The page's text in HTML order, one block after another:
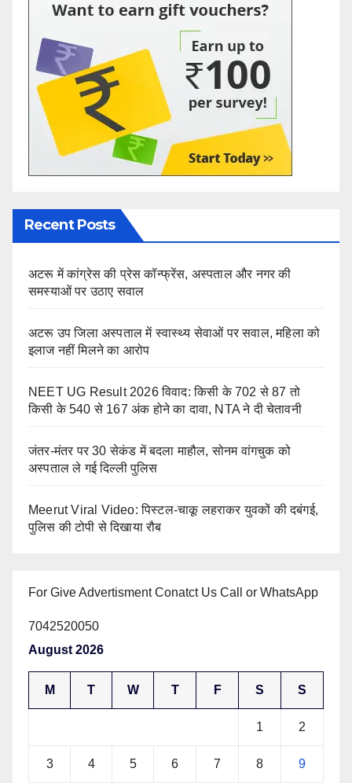
Recent Posts
अटरू में कांग्रेस की प्रेस कॉन्फ्रेंस, अस्पताल और नगर की
समस्याओं पर उठाए सवाल
अटरू उप जिला अस्पताल में स्वास्थ्य सेवाओं पर सवाल, महिला को
इलाज नहीं मिलने का आरोप
NEET UG Result 2026 विवाद: किसी के 702 से 87 तो
किसी के 540 से 167 अंक होने का दावा, NTA ने दी चेतावनी
जंतर-मंतर पर 30 सेकंड में बदला माहौल, सोनम वांगचुक को
अस्पताल ले गई दिल्ली पुलिस
Meerut Viral Video: पिस्टल-चाकू लहराकर युवकों की दबंगई,
पुलिस की टोपी से दिखाया रौब
For Give Advertisment Conatct Us Call or WhatsApp
7042520050
August 2026
M T W T F S S
1 2
3 4 5 6 7 8 9